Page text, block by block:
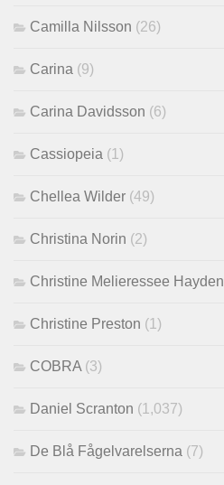
Camilla Nilsson (26)
Carina (9)
Carina Davidsson (6)
Cassiopeia (1)
Chellea Wilder (49)
Christina Norin (2)
Christine Melieressee Hayden
Christine Preston (1)
COBRA (3)
Daniel Scranton (1,037)
De Blå Fågelvarelserna (7)